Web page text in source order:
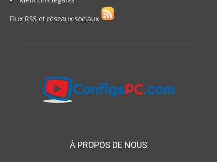
Flux RSS et réseaux sociaux
À PROPOS DE NOUS